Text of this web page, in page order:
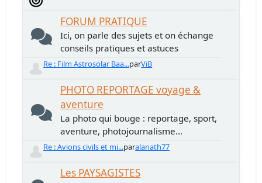
FORUM PRATIQUE
Ici, on parle des sujets et on échange
conseils pratiques et astuces
Re : Film Astrosolar Baa...parViB
PHOTO REPORTAGE voyage &
aventure
La photo qui bouge : reportage, sport,
aventure, photojournalisme...
Re : Avions civils et mi...paralanath77
Les PAYSAGISTES